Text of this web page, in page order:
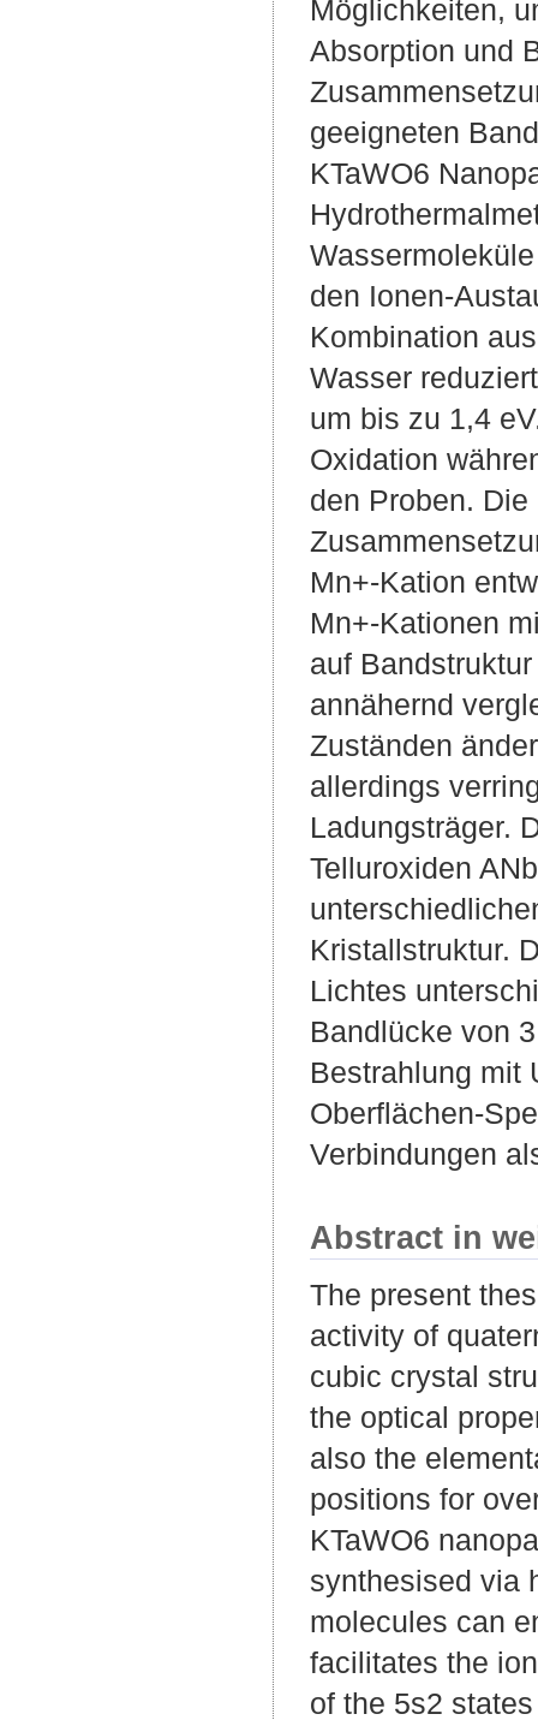
Möglichkeiten,
Absorption und
geeigneten
KTaWO6
den Ionen-
Kombination
Wasser
um bis zu 1,4
Oxidation
den Proben.
Mn+-Kation
Mn+-Kationen
auf
annähernd
Zuständen
allerdings
Ladungsträger.
Telluroxiden
Kristallstruktur.
Lichtes
Bandlücke von
Bestrahlung mit
Oberflächen-
Verbindungen
Abstract in
The present
activity of
cubic crystal
the optical
also the
positions for
KTaWO6
synthesised via
molecules can
facilitates the
of the 5s2